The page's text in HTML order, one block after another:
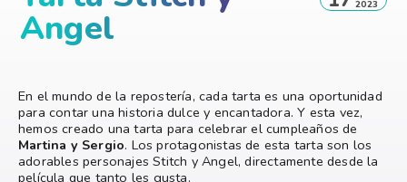
Angel
2023
En el mundo de la repostería, cada tarta es una oportunidad
para contar una historia dulce y encantadora. Y esta vez,
hemos creado una tarta para celebrar el cumpleaños de
Martina y Sergio. Los protagonistas de esta tarta son los
adorables personajes Stitch y Angel, directamente desde la
película que tanto les gusta.